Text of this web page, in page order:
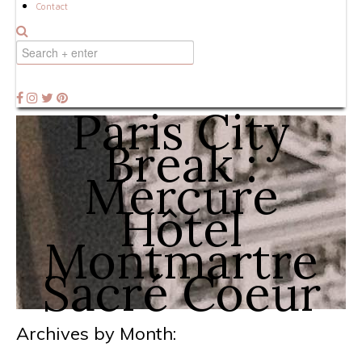
Contact
Paris City
Break :
Mercure
Hôtel
Montmartre
Sacré Coeur
Archives by Month: